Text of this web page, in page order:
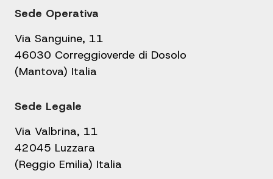
Sede Operativa
Via Sanguine, 11
46030 Correggioverde di Dosolo
(Mantova) Italia
Sede Legale
Via Valbrina, 11
42045 Luzzara
(Reggio Emilia) Italia